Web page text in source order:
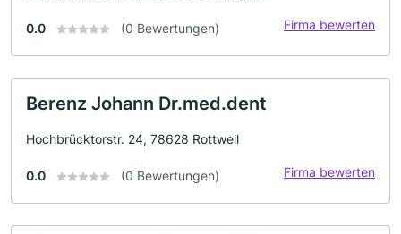
0.0 (0 Bewertungen) Firma bewerten
Berenz Johann Dr.med.dent
Hochbrücktorstr. 24, 78628 Rottweil
0.0 (0 Bewertungen) Firma bewerten